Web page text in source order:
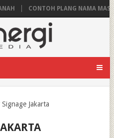
CONTOH PLANG NAMA MASJID YANG
Jakarta